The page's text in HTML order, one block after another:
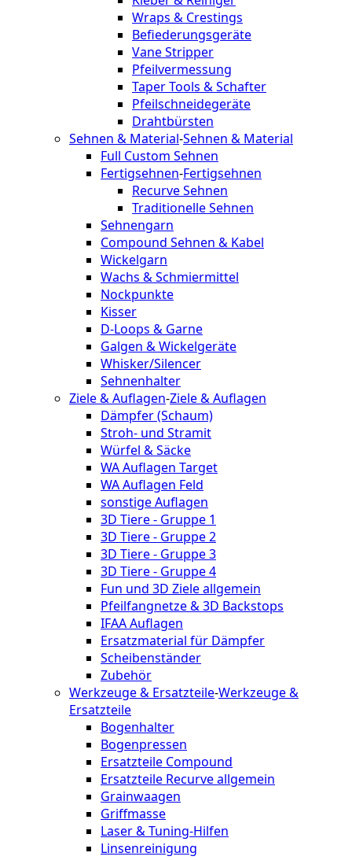
Wraps & Crestings
Befiederungsgeräte
Vane Stripper
Pfeilvermessung
Taper Tools & Schafter
Pfeilschneidegeräte
Drahtbürsten
Sehnen & Material-Sehnen & Material
Full Custom Sehnen
Fertigsehnen-Fertigsehnen
Recurve Sehnen
Traditionelle Sehnen
Sehnengarn
Compound Sehnen & Kabel
Wickelgarn
Wachs & Schmiermittel
Nockpunkte
Kisser
D-Loops & Garne
Galgen & Wickelgeräte
Whisker/Silencer
Sehnenhalter
Ziele & Auflagen-Ziele & Auflagen
Dämpfer (Schaum)
Stroh- und Stramit
Würfel & Säcke
WA Auflagen Target
WA Auflagen Feld
sonstige Auflagen
3D Tiere - Gruppe 1
3D Tiere - Gruppe 2
3D Tiere - Gruppe 3
3D Tiere - Gruppe 4
Fun und 3D Ziele allgemein
Pfeilfangnetze & 3D Backstops
IFAA Auflagen
Ersatzmaterial für Dämpfer
Scheibenständer
Zubehör
Werkzeuge & Ersatzteile-Werkzeuge &
Ersatzteile
Bogenhalter
Bogenpressen
Ersatzteile Compound
Ersatzteile Recurve allgemein
Grainwaagen
Griffmasse
Laser & Tuning-Hilfen
Linsenreinigung